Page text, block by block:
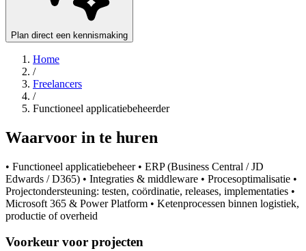
Plan direct een kennismaking
Home
/
Freelancers
/
Functioneel applicatiebeheerder
Waarvoor in te huren
• Functioneel applicatiebeheer • ERP (Business Central / JD
Edwards / D365) • Integraties & middleware • Procesoptimalisatie •
Projectondersteuning: testen, coördinatie, releases, implementaties •
Microsoft 365 & Power Platform • Ketenprocessen binnen logistiek,
productie of overheid
Voorkeur voor projecten